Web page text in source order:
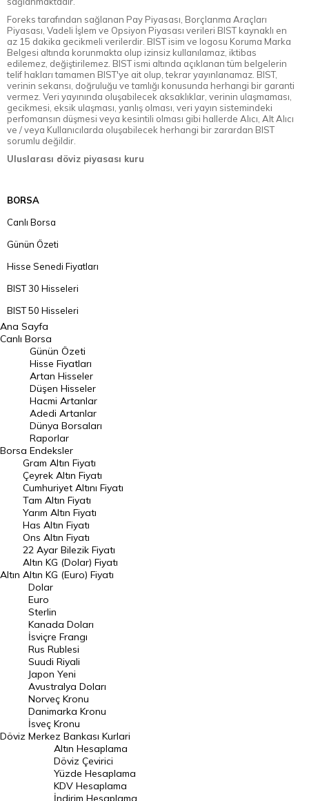
Foreks tarafından sağlanan Pay Piyasası, Borçlanma Araçları
Piyasası, Vadeli İşlem ve Opsiyon Piyasası verileri BIST kaynaklı en
az 15 dakika gecikmeli verilerdir. BIST isim ve logosu Koruma Marka
Belgesi altında korunmakta olup izinsiz kullanılamaz, iktibas
edilemez, değiştirilemez. BIST ismi altında açıklanan tüm belgelerin
telif hakları tamamen BIST'ye ait olup, tekrar yayınlanamaz. BIST,
verinin sekansı, doğruluğu ve tamlığı konusunda herhangi bir garanti
vermez. Veri yayınında oluşabilecek aksaklıklar, verinin ulaşmaması,
gecikmesi, eksik ulaşması, yanlış olması, veri yayın sistemindeki
perfomansın düşmesi veya kesintili olması gibi hallerde Alıcı, Alt Alıcı
ve / veya Kullanıcılarda oluşabilecek herhangi bir zarardan BIST
sorumlu değildir.
Uluslarası döviz piyasası kuru
BORSA
Canlı Borsa
Günün Özeti
Hisse Senedi Fiyatları
BIST 30 Hisseleri
BIST 50 Hisseleri
BIST 100 Hisseleri
En Çok Artan Hisseler
En Çok Düşen Hisseler
Hacmi Artanlar
Geçmiş Kapanışlar
Dünya Borsaları
Raporlar
Endeksler
DÖVİZ
Döviz Kuru
Dolar Kuru
Euro Kuru
Pound Kuru
Frank Kuru
Riyal Kuru
Avustralya Doları
Danimarka Kronu Kuru
Kanada Doları Kuru
Norveç Kronu Kuru
İsveç Kronu Kuru
Japon Yeni Kuru
Ana Sayfa
Canlı Borsa
Borsa
Günün Özeti
Hisse Fiyatları
Artan Hisseler
Düşen Hisseler
Hacmi Artanlar
Adedi Artanlar
Dünya Borsaları
Raporlar
Endeksler
Altın
Gram Altın Fiyatı
Çeyrek Altın Fiyatı
Cumhuriyet Altını Fiyatı
Tam Altın Fiyatı
Yarım Altın Fiyatı
Has Altın Fiyatı
Ons Altın Fiyatı
22 Ayar Bilezik Fiyatı
Altın KG (Dolar) Fiyatı
Altın KG (Euro) Fiyatı
Döviz
Dolar
Euro
Sterlin
Kanada Doları
İsviçre Frangı
Rus Rublesi
Suudi Riyali
Japon Yeni
Avustralya Doları
Norveç Kronu
Danimarka Kronu
İsveç Kronu
Merkez Bankası Kurlari
Altın Hesaplama
Döviz Çevirici
Yüzde Hesaplama
KDV Hesaplama
İndirim Hesaplama